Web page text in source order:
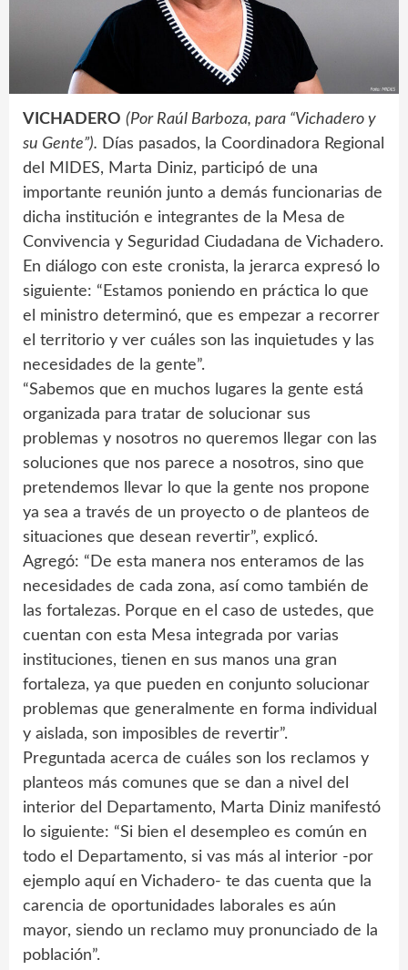
VICHADERO (Por Raúl Barboza, para “Vichadero y
su Gente”). Días pasados, la Coordinadora Regional
del MIDES, Marta Diniz, participó de una
importante reunión junto a demás funcionarias de
dicha institución e integrantes de la Mesa de
Convivencia y Seguridad Ciudadana de Vichadero.
En diálogo con este cronista, la jerarca expresó lo
siguiente: “Estamos poniendo en práctica lo que
el ministro determinó, que es empezar a recorrer
el territorio y ver cuáles son las inquietudes y las
necesidades de la gente”.
“Sabemos que en muchos lugares la gente está
organizada para tratar de solucionar sus
problemas y nosotros no queremos llegar con las
soluciones que nos parece a nosotros, sino que
pretendemos llevar lo que la gente nos propone
ya sea a través de un proyecto o de planteos de
situaciones que desean revertir”, explicó.
Agregó: “De esta manera nos enteramos de las
necesidades de cada zona, así como también de
las fortalezas. Porque en el caso de ustedes, que
cuentan con esta Mesa integrada por varias
instituciones, tienen en sus manos una gran
fortaleza, ya que pueden en conjunto solucionar
problemas que generalmente en forma individual
y aislada, son imposibles de revertir”.
Preguntada acerca de cuáles son los reclamos y
planteos más comunes que se dan a nivel del
interior del Departamento, Marta Diniz manifestó
lo siguiente: “Si bien el desempleo es común en
todo el Departamento, si vas más al interior -por
ejemplo aquí en Vichadero- te das cuenta que la
carencia de oportunidades laborales es aún
mayor, siendo un reclamo muy pronunciado de la
población”.